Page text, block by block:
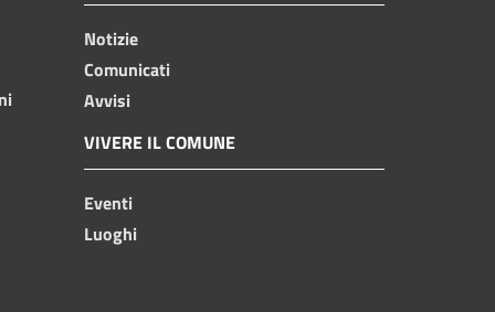
Notizie
Comunicati
Avvisi
VIVERE IL COMUNE
Eventi
Luoghi